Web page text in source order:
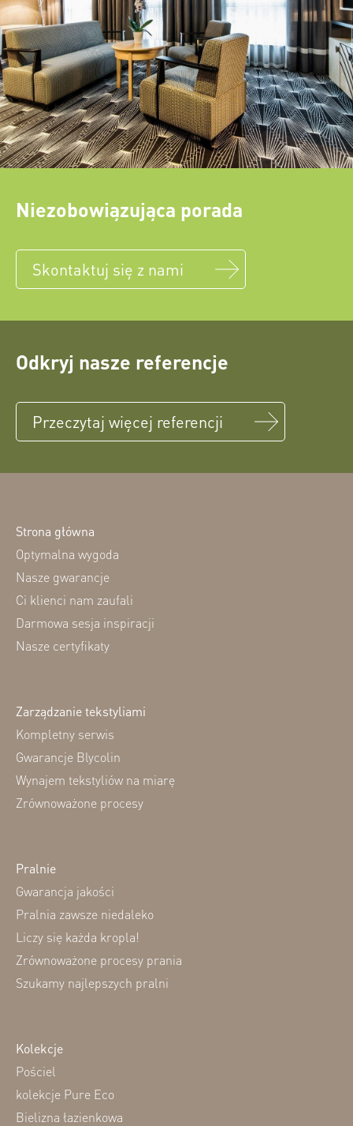
Niezobowiązująca porada
Skontaktuj się z nami
Odkryj nasze referencje
Przeczytaj więcej referencji
Strona główna
Optymalna wygoda
Nasze gwarancje
Ci klienci nam zaufali
Darmowa sesja inspiracji
Nasze certyfikaty
Zarządzanie tekstyliami
Kompletny serwis
Gwarancje Blycolin
Wynajem tekstyliów na miarę
Zrównoważone procesy
Pralnie
Gwarancja jakości
Pralnia zawsze niedaleko
Liczy się każda kropla!
Zrównoważone procesy prania
Szukamy najlepszych pralni
Kolekcje
Pościel
kolekcje Pure Eco
Bielizna łazienkowa